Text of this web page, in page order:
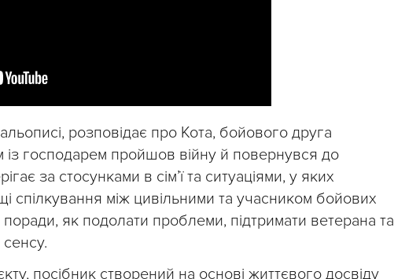
розповідає про Кота, бойового друга
із господарем пройшов війну й повернувся до
за стосунками в сім’ї та ситуаціями, у яких
спілкування між цивільними та учасником бойових
як подолати проблеми, підтримати ветерана та
посібник створений на основі життєвого досвіду